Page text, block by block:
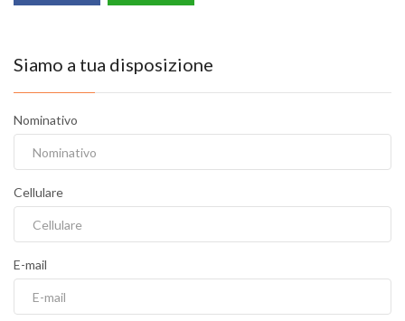
Siamo a tua disposizione
Nominativo
Cellulare
E-mail